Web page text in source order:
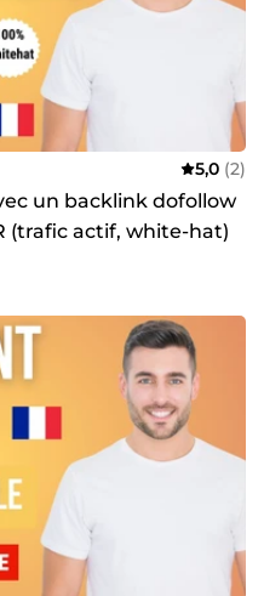
la façon dont nous
atteindre vos objectifs
5,0 (2)
un backlink dofollow
(trafic actif, white-hat)